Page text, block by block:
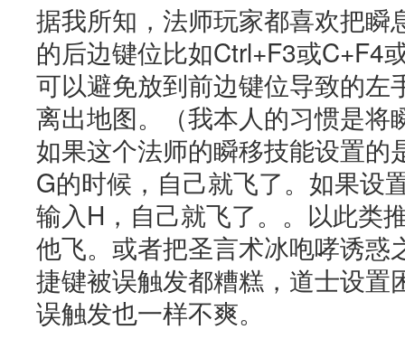
据我所知，法师玩家都喜欢把瞬
的后边键位比如Ctrl+F3或C+F4
可以避免放到前边键位导致的左
离出地图。（我本人的习惯是将
如果这个法师的瞬移技能设置的
G的时候，自己就飞了。如果设
输入H，自己就飞了。。以此类
他飞。或者把圣言术冰咆哮诱惑
捷键被误触发都糟糕，道士设置
误触发也一样不爽。